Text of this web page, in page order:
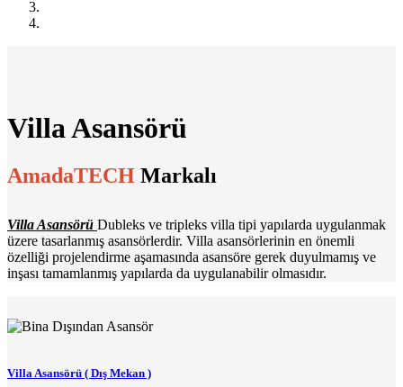
Villa Asansörü
AmadaTECH Markalı
Villa Asansörü Dubleks ve tripleks villa tipi yapılarda uygulanmak
üzere tasarlanmış asansörlerdir. Villa asansörlerinin en önemli
özelliği projelendirme aşamasında asansöre gerek duyulmamış ve
inşası tamamlanmış yapılarda da uygulanabilir olmasıdır.
Villa Asansörü ( Dış Mekan )